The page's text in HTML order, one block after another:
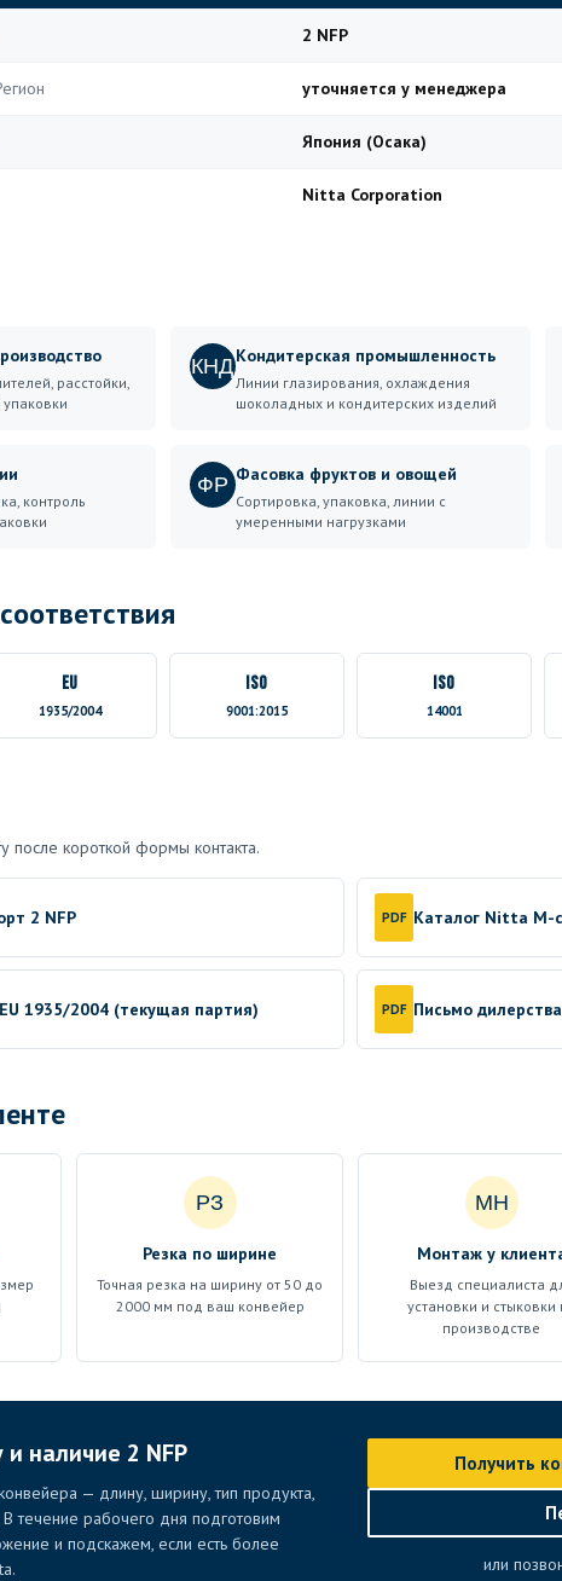
2 NFP
уточняется у менеджера
Япония (Осака)
Nitta Corporation
расстойки,
КНДКондитерская промышленность
Линии глазирования, охлаждения
шоколадных и кондитерских изделий
контроль
ФР Фасовка фруктов и овощей
Сортировка, упаковка, линии с
умеренными нагрузками
EU
1935/2004
ISO
9001:2015
ISO
14001
после короткой формы контакта.
2 NFP PDF Каталог Nitta M-
1935/2004 (текущая партия) PDF Письмо
РЗ
Резка по ширине
Точная резка на ширину от 50 до
2000 мм под ваш конвейер
МН
Монтаж у
Выезд специалиста
установки и стыковки
производстве
наличие 2 NFP
— длину, ширину, тип продукта,
течение рабочего дня подготовим
и подскажем, если есть более
Получить
или